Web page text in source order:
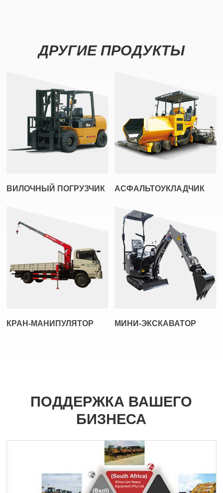
ДРУГИЕ ПРОДУКТЫ
ВИЛОЧНЫЙ ПОГРУЗЧИК АСФАЛЬТОУКЛАДЧИК
КРАН-МАНИПУЛЯТОР МИНИ-ЭКСКАВАТОР
ПОДДЕРЖКА ВАШЕГО
БИЗНЕСА